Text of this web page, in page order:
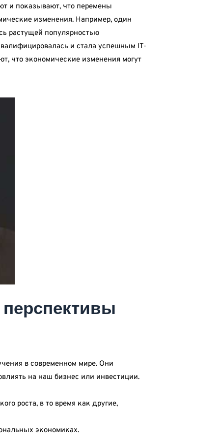
и показывают, что перемены
изменения. Например, один
растущей популярностью
и стала успешным IT-
что экономические изменения могут
в современном мире. Они
на наш бизнес или инвестиции.
роста, в то время как другие,
экономиках.